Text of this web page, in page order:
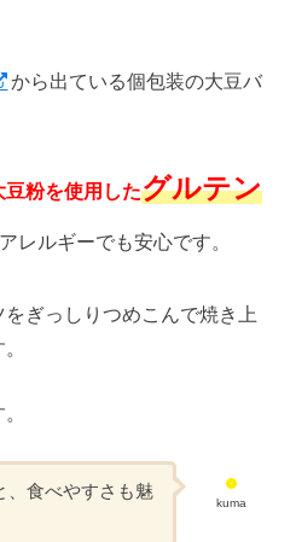
から出ている個包装の大豆バ
豆粉を使用したグルテン
レルギーでも安心です。
ぎっしりつめこんで焼き上
kuma
、食べやすさも魅